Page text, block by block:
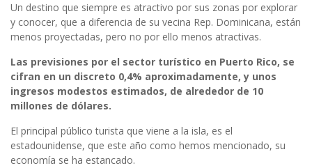
Un destino que siempre es atractivo por sus zonas por explorar
y conocer, que a diferencia de su vecina Rep. Dominicana, están
menos proyectadas, pero no por ello menos atractivas.
Las previsiones por el sector turístico en Puerto Rico, se
cifran en un discreto 0,4% aproximadamente, y unos
ingresos modestos estimados, de alrededor de 10
millones de dólares.
El principal público turista que viene a la isla, es el
estadounidense, que este año como hemos mencionado, su
economía se ha estancado.